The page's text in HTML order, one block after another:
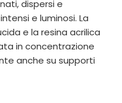
dispersi e
e luminosi. La
e la resina acrilica
in concentrazione
anche su supporti